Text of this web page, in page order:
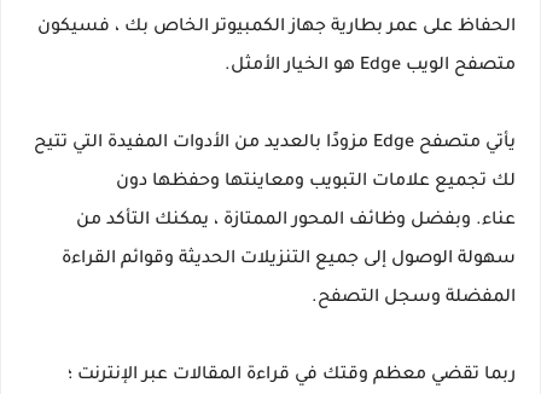
الحفاظ على عمر بطارية جهاز الكمبيوتر الخاص بك ، فسيكون
متصفح الويب Edge هو الخيار الأمثل.
يأتي متصفح Edge مزودًا بالعديد من الأدوات المفيدة التي تتيح
لك تجميع علامات التبويب ومعاينتها وحفظها دون
عناء. وبفضل وظائف المحور الممتازة ، يمكنك التأكد من
سهولة الوصول إلى جميع التنزيلات الحديثة وقوائم القراءة
المفضلة وسجل التصفح.
ربما تقضي معظم وقتك في قراءة المقالات عبر الإنترنت ؛